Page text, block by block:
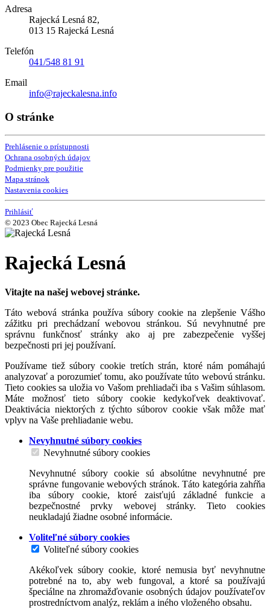
Adresa
Rajecká Lesná 82,
013 15 Rajecká Lesná
Telefón
041/548 81 91
Email
info@rajeckalesna.info
O stránke
Prehlásenie o prístupnosti
Ochrana osobných údajov
Podmienky pre použitie
Mapa stránok
Nastavenia cookies
Prihlásiť
© 2023 Obec Rajecká Lesná
Rajecká Lesná
Vitajte na našej webovej stránke.
Táto webová stránka používa súbory cookie na zlepšenie Vášho
zážitku pri prechádzaní webovou stránkou. Sú nevyhnutné pre
správnu funkčnosť stránky ako aj pre zabezpečenie vyššej
bezpečnosti pri jej používaní.
Používame tiež súbory cookie tretích strán, ktoré nám pomáhajú
analyzovať a porozumieť tomu, ako používate túto webovú stránku.
Tieto cookies sa uložia vo Vašom prehliadači iba s Vašim súhlasom.
Máte možnosť tieto súbory cookie kedykoľvek deaktivovať.
Deaktivácia niektorých z týchto súborov cookie však môže mať
vplyv na Vaše prehliadanie webu.
Nevyhnutné súbory cookies
Nevyhnutné súbory cookies
Nevyhnutné súbory cookie sú absolútne nevyhnutné pre
správne fungovanie webových stránok. Táto kategória zahŕňa
iba súbory cookie, ktoré zaisťujú základné funkcie a
bezpečnostné prvky webovej stránky. Tieto cookies
neukladajú žiadne osobné informácie.
Voliteľné súbory cookies
Voliteľné súbory cookies
Akékoľvek súbory cookie, ktoré nemusia byť nevyhnutne
potrebné na to, aby web fungoval, a ktoré sa používajú
špeciálne na zhromažďovanie osobných údajov používateľov
prostredníctvom analýz, reklám a iného vloženého obsahu.